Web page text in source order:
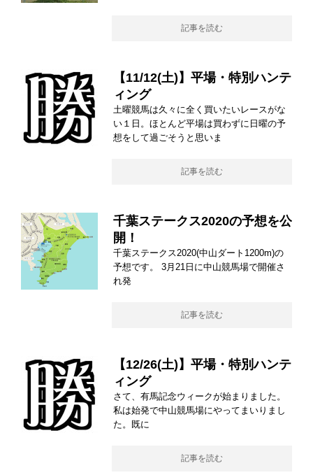
記事を読む
【11/12(土)】平場・特別ハンテ
ィング
土曜競馬は久々に全く買いたいレースがな
い１日。ほとんど平場は買わずに日曜の予
想をして過ごそうと思いま
記事を読む
千葉ステークス2020の予想を公
開！
千葉ステークス2020(中山ダート1200m)の
予想です。 3月21日に中山競馬場で開催さ
れ発
記事を読む
【12/26(土)】平場・特別ハンテ
ィング
さて、有馬記念ウィークが始まりました。
私は始発で中山競馬場にやってまいりまし
た。既に
記事を読む